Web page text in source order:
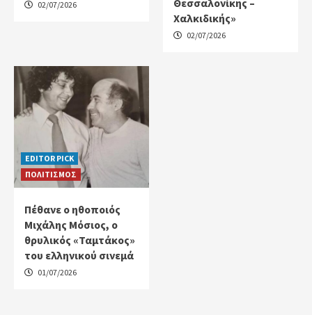
02/07/2026
Χαλκιδικής»
02/07/2026
EDITOR PICK
ΠΟΛΙΤΙΣΜΟΣ
Πέθανε ο ηθοποιός
Μιχάλης Μόσιος, ο
θρυλικός «Ταμτάκος»
του ελληνικού σινεμά
01/07/2026